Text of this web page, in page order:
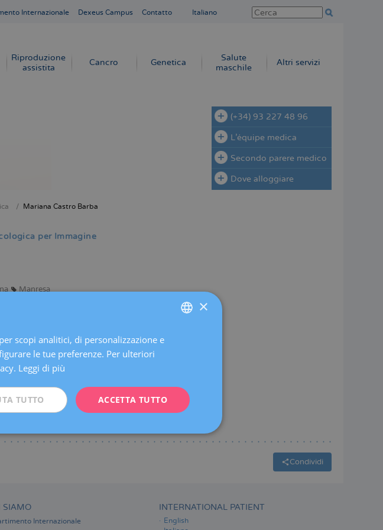
Internazionale Dexeus Campus Contatto Italiano
Riproduzione
assistita
Cancro Genetica
Salute
maschile
Altri servizi
(+34) 93 227 48 96
L'équipe medica
Secondo parere medico
Dove alloggiare
Mariana Castro Barba
per Immagine
Manresa
Condividi
SIAMO
Internazionale
INTERNATIONAL PATIENT
English
FRENCH
×
scopi analitici, di personalizzazione e
le tue preferenze. Per ulteriori
Leggi di più
ACCETTA TUTTO
TUTTO